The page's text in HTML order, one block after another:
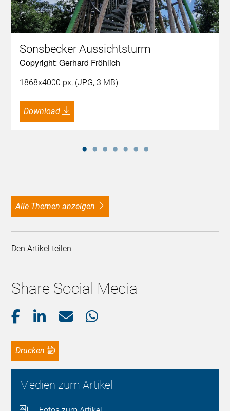
Sonsbecker Aussichtsturm
Copyright: Gerhard Fröhlich
1868x4000 px, (JPG, 3 MB)
Download
alle Themen anzeigen
Den Artikel teilen
Share Social Media
Drucken
Medien zum Artikel